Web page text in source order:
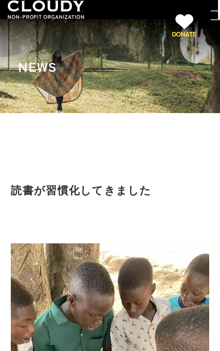
NEWS
読書が習慣化してきました